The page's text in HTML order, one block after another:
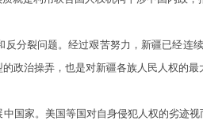
裂问题。经过艰苦努力，新疆已经连
政治操弄，也是对新疆各族人民人权的最
家。美国等国对自身侵犯人权的劣迹视